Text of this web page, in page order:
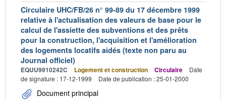
Circulaire UHC/FB/26 n° 99-89 du 17 décembre 1999
relative à l'actualisation des valeurs de base pour le
calcul de l'assiette des subventions et des prêts
pour la construction, l'acquisition et l'amélioration
des logements locatifs aidés (texte non paru au
Journal officiel)
EQUU9910242C Logement et construction Circulaire
Date
de signature : 17-12-1999
Date de publication : 25-01-2000
Document principal